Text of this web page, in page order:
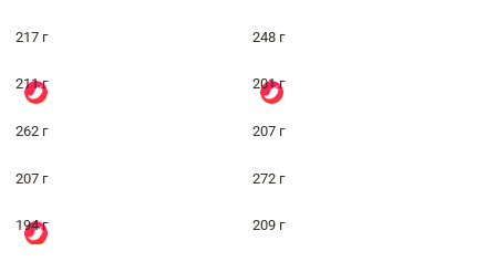
217 г 248 г
211 г 201 г
262 г 207 г
207 г 272 г
194 г 209 г